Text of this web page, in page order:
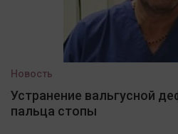
Новость
Устранение вальгусной
пальца стопы